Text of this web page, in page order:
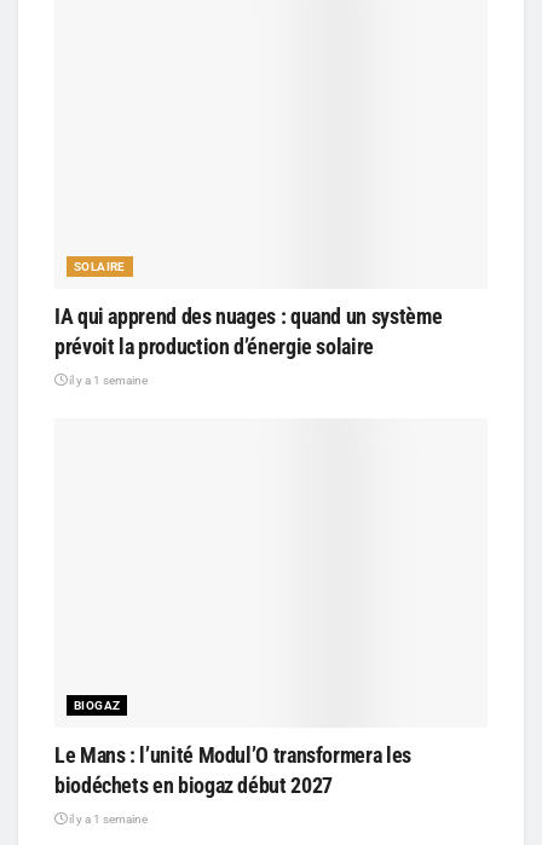
SOLAIRE
IA qui apprend des nuages : quand un système
prévoit la production d’énergie solaire
il y a 1 semaine
BIOGAZ
Le Mans : l’unité Modul’O transformera les
biodéchets en biogaz début 2027
il y a 1 semaine